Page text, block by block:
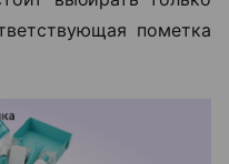
пометка